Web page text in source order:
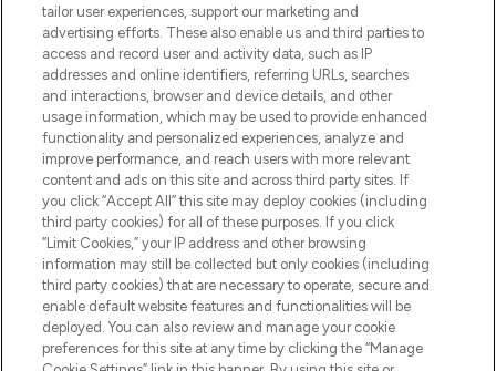
Faites vos achats en ligne ou via
l’application, avec la livraison offerte dès
55€ d'achat.
Consentement aux cookies
Do Not Sell or Share My Personal
Information
AIDE ET INFORMATIONS
INFORMATIONS GÉNÉRALES
À PROPOS DE LOOKFANTASTIC
tailor user experiences, support our marketing and
advertising efforts. These also enable us and third parties to
access and record user and activity data, such as IP
addresses and online identifiers, referring URLs, searches
and interactions, browser and device details, and other
usage information, which may be used to provide enhanced
functionality and personalized experiences, analyze and
improve performance, and reach users with more relevant
content and ads on this site and across third party sites. If
you click “Accept All” this site may deploy cookies (including
third party cookies) for all of these purposes. If you click
“Limit Cookies,” your IP address and other browsing
information may still be collected but only cookies (including
third party cookies) that are necessary to operate, secure and
enable default website features and functionalities will be
deployed. You can also review and manage your cookie
preferences for this site at any time by clicking the “Manage